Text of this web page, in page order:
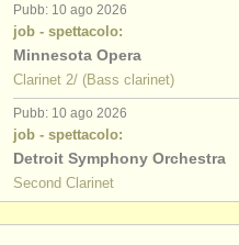
editori:
pubblica con noi
find out about ourATS
ATSfaq
accedi
Pubb: 10 ago 2026
job - spettacolo:
Minnesota Opera
Clarinet 2/ (Bass clarinet)
Pubb: 10 ago 2026
job - spettacolo:
Detroit Symphony Orchestra
Second Clarinet